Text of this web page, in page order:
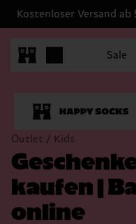
Kostenloser Versand ab
Sale
Outlet / Kids
kaufen |
online